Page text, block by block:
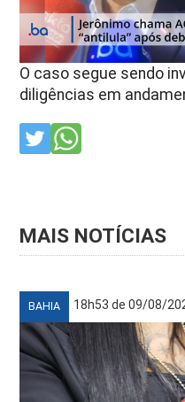
O caso segue sendo
diligências em
MAIS NOTÍCIAS
BAHIA 18h53 de 09/08/